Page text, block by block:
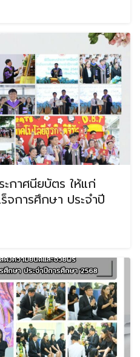
กาศนียบัตร ให้แก่
จการศึกษา ประจำปี